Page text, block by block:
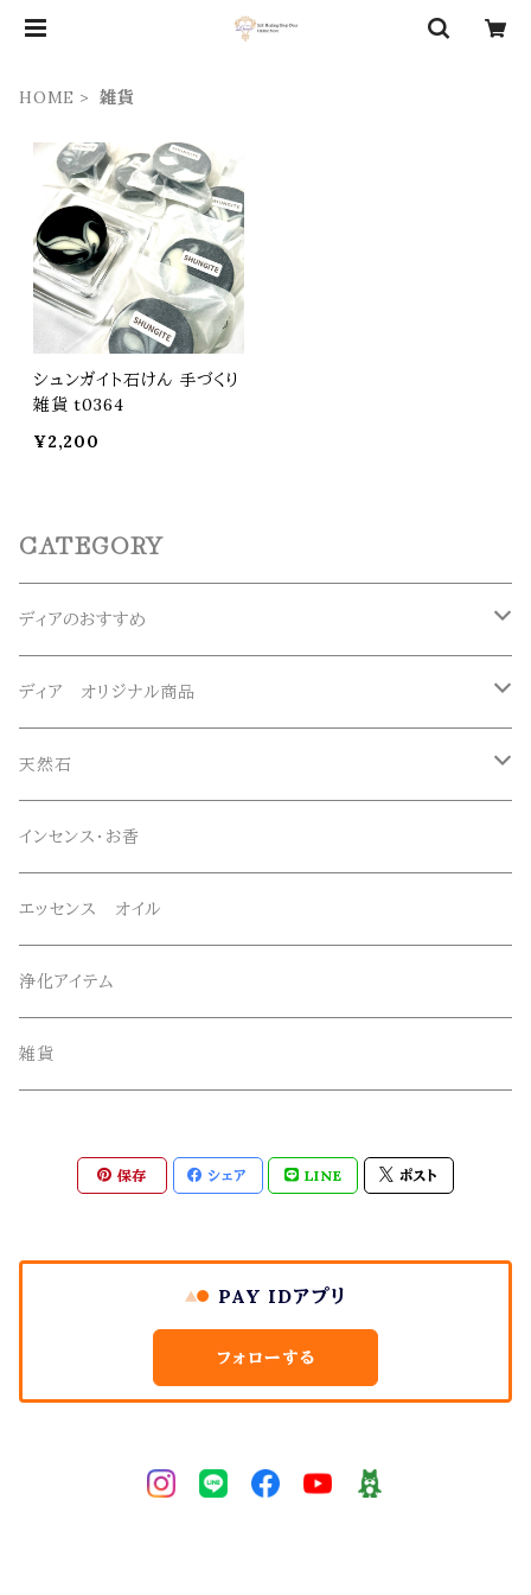
HOME 雑貨
シュンガイト石けん 手づくり
雑貨 t0364
¥2,200
CATEGORY
ディアのおすすめ
ガネーシュヒマール産水晶
マニハール産水晶
スーパーセブン
ディア オリジナル商品
オリジナルブレスレット
オリジナルペンダント
オリジナルエッセンススプレー
オリジナルサンキャッチャー
オリジナル雑貨
天然石
ブレスレット
ネックレス・ペンダントトップ
ルース・タンブル
丸玉・ポイント
高級ビーズ
その他
インセンス・お香
エッセンス オイル
浄化アイテム
雑貨
保存 シェア LINE ポスト
PAY IDアプリ
フォローする